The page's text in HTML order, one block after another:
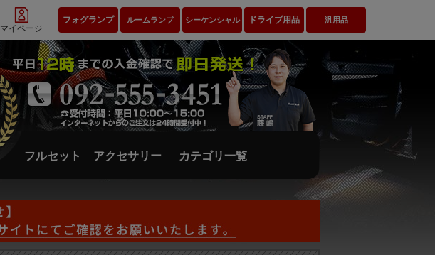
マイページ
フォグランプ ルームランプ シーケンシャル ドライブ用品 汎用品